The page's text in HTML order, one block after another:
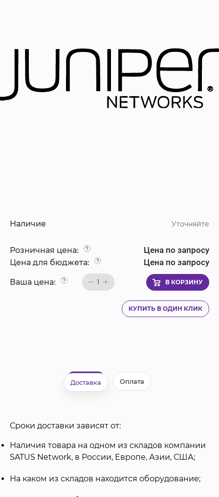
Наличие Уточняйте
Розничная цена: ? Цена по запросу
Цена для бюджета: ? Цена по запросу
Ваша цена: ? 1 В КОРЗИНУ
КУПИТЬ В ОДИН КЛИК
Доставка Оплата
Сроки доставки зависят от:
Наличия товара на одном из складов компании
SATUS Network, в России, Европе, Азии, США;
На каком из складов находится оборудование;